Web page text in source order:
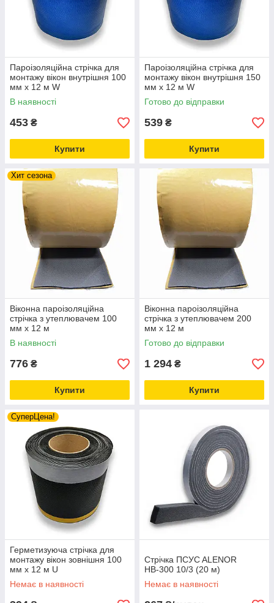
Пароізоляційна стрічка для
монтажу вікон внутрішня 100
мм х 12 м W
В наявності
453 ₴
Купити
Пароізоляційна стрічка для
монтажу вікон внутрішня 150
мм х 12 м W
Готово до відправки
539 ₴
Купити
Хит сезона
Віконна пароізоляційна
стрічка з утеплювачем 100
мм х 12 м
В наявності
776 ₴
Купити
Віконна пароізоляційна
стрічка з утеплювачем 200
мм х 12 м
Готово до відправки
1 294 ₴
Купити
СуперЦена!
Герметизуюча стрічка для
монтажу вікон зовнішня 100
мм х 12 м U
Немає в наявності
Стрічка ПСУC ALENOR
НВ-300 10/3 (20 м)
Немає в наявності